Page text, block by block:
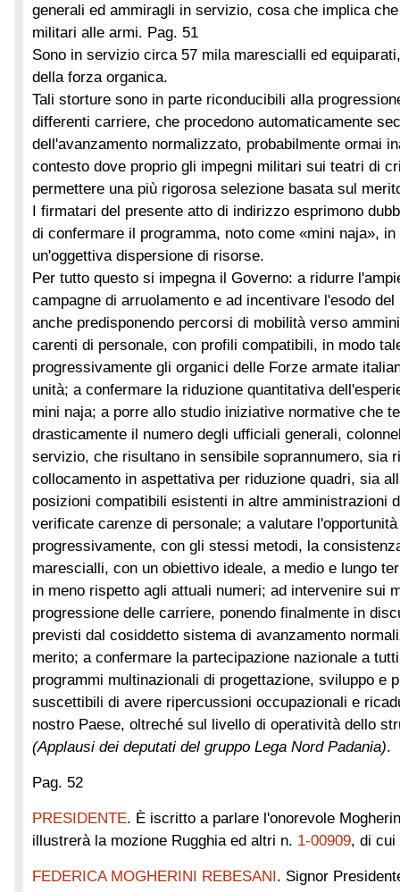
generali ed ammiragli in servizio, cosa che implica
militari alle armi. Pag. 51
Sono in servizio circa 57 mila marescialli ed
della forza organica.
Tali storture sono in parte riconducibili alla
differenti carriere, che procedono automaticamente
dell'avanzamento normalizzato, probabilmente ormai
contesto dove proprio gli impegni militari sui teatri di
permettere una più rigorosa selezione basata sul
I firmatari del presente atto di indirizzo esprimono
di confermare il programma, noto come «mini naja»,
un'oggettiva dispersione di risorse.
Per tutto questo si impegna il Governo: a ridurre
campagne di arruolamento e ad incentivare l'esodo
anche predisponendo percorsi di mobilità verso
carenti di personale, con profili compatibili, in modo
progressivamente gli organici delle Forze armate
unità; a confermare la riduzione quantitativa
mini naja; a porre allo studio iniziative normative che
drasticamente il numero degli ufficiali generali,
servizio, che risultano in sensibile soprannumero, sia
collocamento in aspettativa per riduzione quadri, sia
posizioni compatibili esistenti in altre amministrazioni
verificate carenze di personale; a valutare
progressivamente, con gli stessi metodi, la
marescialli, con un obiettivo ideale, a medio e lungo
in meno rispetto agli attuali numeri; ad intervenire sui
progressione delle carriere, ponendo finalmente in
previsti dal cosiddetto sistema di avanzamento
merito; a confermare la partecipazione nazionale a
programmi multinazionali di progettazione, sviluppo e
suscettibili di avere ripercussioni occupazionali e
nostro Paese, oltreché sul livello di operatività dello
(Applausi dei deputati del gruppo Lega Nord Padania).
Pag. 52
PRESIDENTE. È iscritto a parlare l'onorevole
illustrerà la mozione Rugghia ed altri n. 1-00909, di cui
FEDERICA MOGHERINI REBESANI. Signor